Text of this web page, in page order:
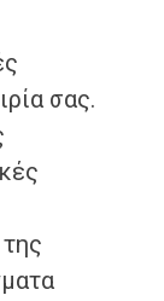
σας.